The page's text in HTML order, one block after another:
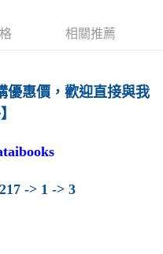
相關推薦
優惠價，歡迎直接與我
-> 1 -> 3